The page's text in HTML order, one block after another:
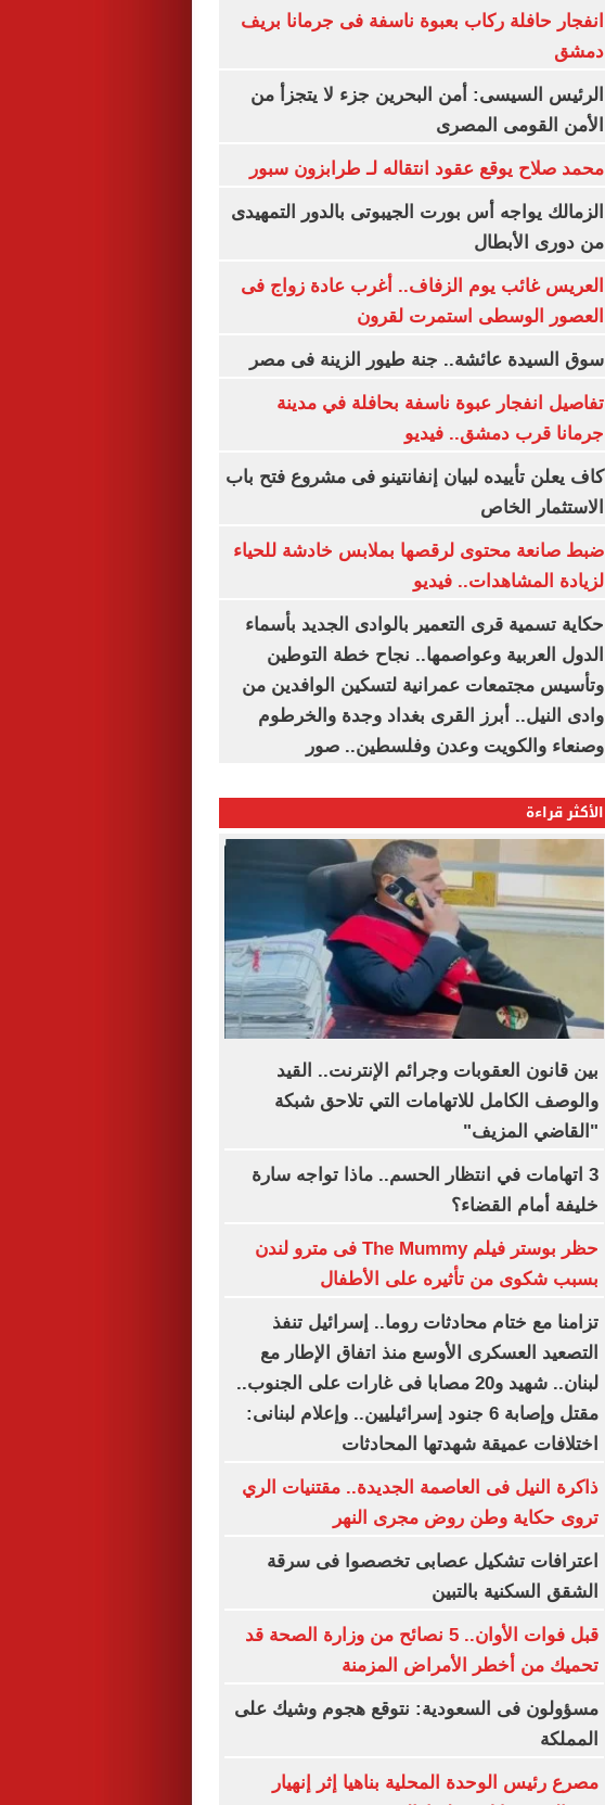
انفجار حافلة ركاب بعبوة ناسفة فى جرمانا بريف
دمشق
الرئيس السيسى: أمن البحرين جزء لا يتجزأ من
الأمن القومى المصرى
محمد صلاح يوقع عقود انتقاله لـ طرابزون سبور
الزمالك يواجه أس بورت الجيبوتى بالدور التمهيدى
من دورى الأبطال
العريس غائب يوم الزفاف.. أغرب عادة زواج فى
العصور الوسطى استمرت لقرون
سوق السيدة عائشة.. جنة طيور الزينة فى مصر
تفاصيل انفجار عبوة ناسفة بحافلة في مدينة
جرمانا قرب دمشق.. فيديو
كاف يعلن تأييده لبيان إنفانتينو فى مشروع فتح باب
الاستثمار الخاص
ضبط صانعة محتوى لرقصها بملابس خادشة للحياء
لزيادة المشاهدات.. فيديو
حكاية تسمية قرى التعمير بالوادى الجديد بأسماء
الدول العربية وعواصمها.. نجاح خطة التوطين
وتأسيس مجتمعات عمرانية لتسكين الوافدين من
وادى النيل.. أبرز القرى بغداد وجدة والخرطوم
وصنعاء والكويت وعدن وفلسطين.. صور
الأكثر قراءة
بين قانون العقوبات وجرائم الإنترنت.. القيد
والوصف الكامل للاتهامات التي تلاحق شبكة
"القاضي المزيف"
3 اتهامات في انتظار الحسم.. ماذا تواجه سارة
خليفة أمام القضاء؟
حظر بوستر فيلم The Mummy فى مترو لندن
بسبب شكوى من تأثيره على الأطفال
تزامنا مع ختام محادثات روما.. إسرائيل تنفذ
التصعيد العسكرى الأوسع منذ اتفاق الإطار مع
لبنان.. شهيد و20 مصابا فى غارات على الجنوب..
مقتل وإصابة 6 جنود إسرائيليين.. وإعلام لبنانى:
اختلافات عميقة شهدتها المحادثات
ذاكرة النيل فى العاصمة الجديدة.. مقتنيات الري
تروى حكاية وطن روض مجرى النهر
اعترافات تشكيل عصابى تخصصوا فى سرقة
الشقق السكنية بالتبين
قبل فوات الأوان.. 5 نصائح من وزارة الصحة قد
تحميك من أخطر الأمراض المزمنة
مسؤولون فى السعودية: نتوقع هجوم وشيك على
المملكة
مصرع رئيس الوحدة المحلية بناهيا إثر إنهيار